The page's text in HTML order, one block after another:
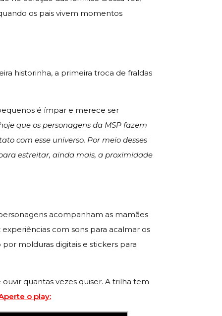
os pais vivem momentos
historinha, a primeira troca de fraldas
é ímpar e merece ser
que os personagens da MSP fazem
com esse universo. Por meio desses
estreitar, ainda mais, a proximidade
acompanham as mamães
experiências com sons para acalmar os
molduras digitais e stickers para
quantas vezes quiser. A trilha tem
o play: